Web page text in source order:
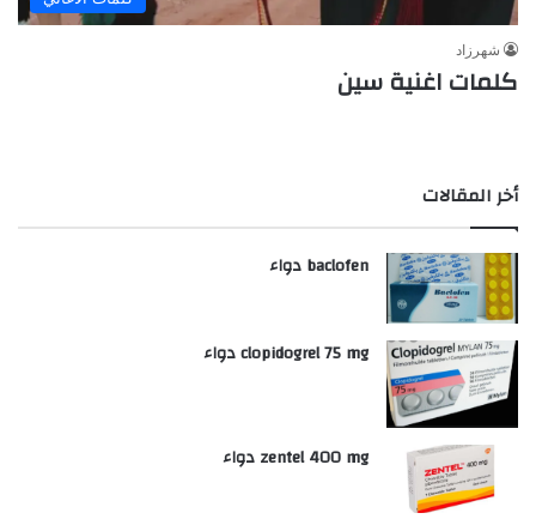
شهرزاد
كلمات اغنية سين
أخر المقالات
baclofen دواء
clopidogrel 75 mg دواء
zentel 400 mg دواء